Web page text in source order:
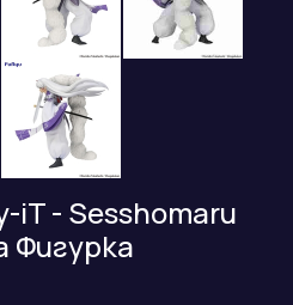
iT - Sesshomaru
Фигурка